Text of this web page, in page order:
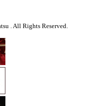
. All Rights Reserved.